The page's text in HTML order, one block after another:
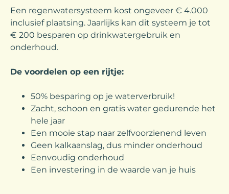
Een regenwatersysteem kost ongeveer € 4.000
inclusief plaatsing. Jaarlijks kan dit systeem je tot
€ 200 besparen op drinkwatergebruik en
onderhoud.
De voordelen op een rijtje:
50% besparing op je waterverbruik!
Zacht, schoon en gratis water gedurende het
hele jaar
Een mooie stap naar zelfvoorzienend leven
Geen kalkaanslag, dus minder onderhoud
Eenvoudig onderhoud
Een investering in de waarde van je huis